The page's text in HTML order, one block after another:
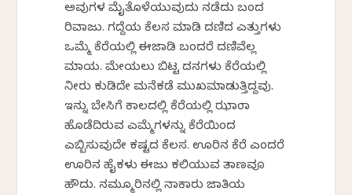
ಅವುಗಳ ಮೈತೊಳೆಯುವುದು ನಡೆದು ಬಂದ
ರಿವಾಜು. ಗದ್ದೆಯ ಕೆಲಸ ಮಾಡಿ ದಣಿದ ಎತ್ತುಗಳು
ಒಮ್ಮೆ ಕೆರೆಯಲ್ಲಿ ಈಜಾಡಿ ಬಂದರೆ ದಣಿವೆಲ್ಲ
ಮಾಯ. ಮೇಯಲು ಬಿಟ್ಟ ದನಗಳು ಕೆರೆಯಲ್ಲಿ
ನೀರು ಕುಡಿದೇ ಮನೆಕಡೆ ಮುಖಮಾಡುತ್ತಿದ್ದವು.
ಇನ್ನು ಬೇಸಿಗೆ ಕಾಲದಲ್ಲಿ ಕೆರೆಯಲ್ಲಿ ಝಾಂಡಾ
ಹೊಡೆದಿರುವ ಎಮ್ಮೆಗಳನ್ನು ಕೆರೆಯಿಂದ
ಎಬ್ಬಿಸುವುದೇ ಕಷ್ಟದ ಕೆಲಸ. ಊರಿನ ಕೆರೆ ಎಂದರೆ
ಊರಿನ ಹೈಕಳು ಈಜು ಕಲಿಯುವ ತಾಣವೂ
ಹೌದು. ನಮ್ಮೂರಿನಲ್ಲಿ ನಾಕಾರು ಜಾತಿಯ